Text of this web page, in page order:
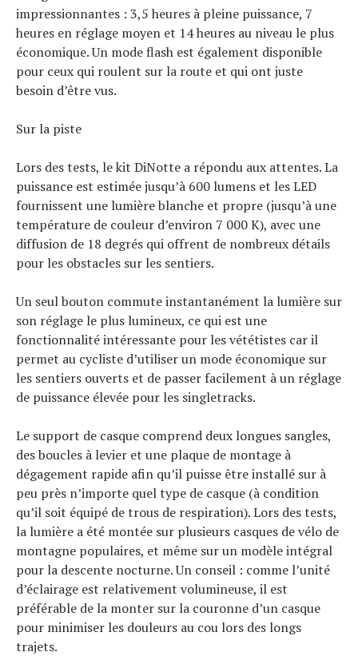
impressionnantes : 3,5 heures à pleine puissance, 7
heures en réglage moyen et 14 heures au niveau le plus
économique. Un mode flash est également disponible
pour ceux qui roulent sur la route et qui ont juste
besoin d’être vus.
Sur la piste
Lors des tests, le kit DiNotte a répondu aux attentes. La
puissance est estimée jusqu’à 600 lumens et les LED
fournissent une lumière blanche et propre (jusqu’à une
température de couleur d’environ 7 000 K), avec une
diffusion de 18 degrés qui offrent de nombreux détails
pour les obstacles sur les sentiers.
Un seul bouton commute instantanément la lumière sur
son réglage le plus lumineux, ce qui est une
fonctionnalité intéressante pour les vététistes car il
permet au cycliste d’utiliser un mode économique sur
les sentiers ouverts et de passer facilement à un réglage
de puissance élevée pour les singletracks.
Le support de casque comprend deux longues sangles,
des boucles à levier et une plaque de montage à
dégagement rapide afin qu’il puisse être installé sur à
peu près n’importe quel type de casque (à condition
qu’il soit équipé de trous de respiration). Lors des tests,
la lumière a été montée sur plusieurs casques de vélo de
montagne populaires, et même sur un modèle intégral
pour la descente nocturne. Un conseil : comme l’unité
d’éclairage est relativement volumineuse, il est
préférable de la monter sur la couronne d’un casque
pour minimiser les douleurs au cou lors des longs
trajets.